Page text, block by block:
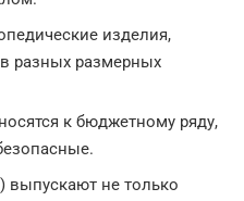
изделия,
разных размерных
к бюджетному ряду,
выпускают не только